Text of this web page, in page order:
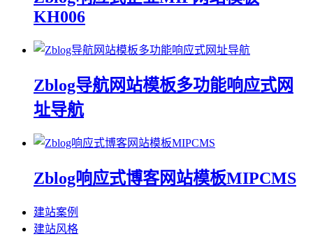
KH006
Zblog导航网站模板多功能响应式网
址导航
Zblog响应式博客网站模板MIPCMS
建站案例
建站风格